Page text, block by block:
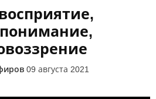
09 августа 2021